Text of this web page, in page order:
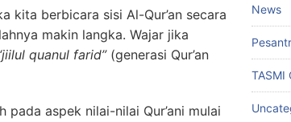
kita berbicara sisi Al-Qur’an secara
makin langka. Wajar jika
quanul farid”(generasi Qur’an
pada aspek nilai-nilai Qur’ani mulai
News
TASMI